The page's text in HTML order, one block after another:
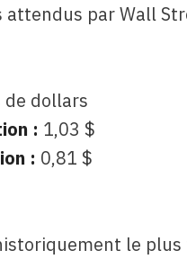
par Wall
dollars
: 1,03 $
: 0,81 $
le plus